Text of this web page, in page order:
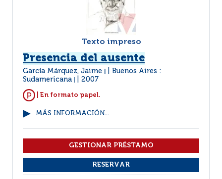
Texto impreso
Presencia del ausente
García Márquez, Jaime
Buenos Aires :
Sudamericana
2007
| En formato papel.
MÁS INFORMACIÓN...